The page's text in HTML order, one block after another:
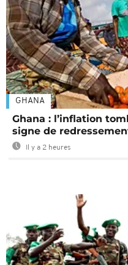
GHANA
Ghana : l’inflation
signe de
Il y a 2 heures